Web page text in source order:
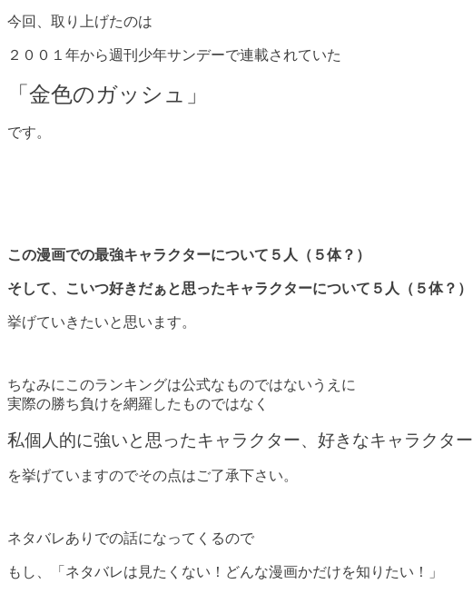
今回、取り上げたのは
２００１年から週刊少年サンデーで連載されていた
「金色のガッシュ」
です。
この漫画での最強キャラクターについて５人（５体？）
そして、こいつ好きだぁと思ったキャラクターについて５人（５体？）
挙げていきたいと思います。
ちなみにこのランキングは公式なものではないうえに
実際の勝ち負けを網羅したものではなく
私個人的に強いと思ったキャラクター、好きなキャラクター
を挙げていますのでその点はご了承下さい。
ネタバレありでの話になってくるので
もし、「ネタバレは見たくない！どんな漫画かだけを知りたい！」